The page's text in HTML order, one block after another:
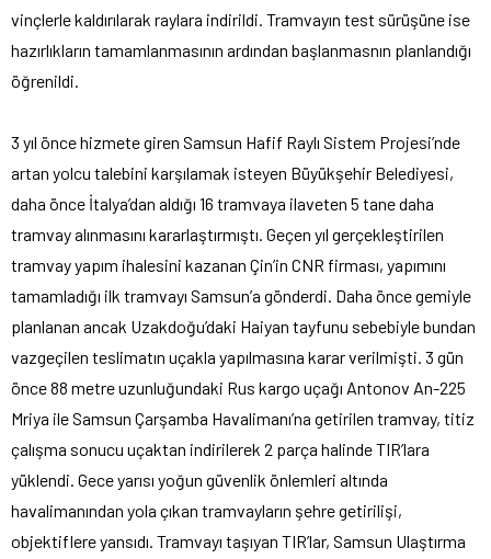
vinçlerle kaldırılarak raylara indirildi. Tramvayın test sürüşüne ise
hazırlıkların tamamlanmasının ardından başlanmasnın planlandığı
öğrenildi.
3 yıl önce hizmete giren Samsun Hafif Raylı Sistem Projesi’nde
artan yolcu talebini karşılamak isteyen Büyükşehir Belediyesi,
daha önce İtalya’dan aldığı 16 tramvaya ilaveten 5 tane daha
tramvay alınmasını kararlaştırmıştı. Geçen yıl gerçekleştirilen
tramvay yapım ihalesini kazanan Çin’in CNR firması, yapımını
tamamladığı ilk tramvayı Samsun’a gönderdi. Daha önce gemiyle
planlanan ancak Uzakdoğu’daki Haiyan tayfunu sebebiyle bundan
vazgeçilen teslimatın uçakla yapılmasına karar verilmişti. 3 gün
önce 88 metre uzunluğundaki Rus kargo uçağı Antonov An-225
Mriya ile Samsun Çarşamba Havalimanı’na getirilen tramvay, titiz
çalışma sonucu uçaktan indirilerek 2 parça halinde TIR’lara
yüklendi. Gece yarısı yoğun güvenlik önlemleri altında
havalimanından yola çıkan tramvayların şehre getirilişi,
objektiflere yansıdı. Tramvayı taşıyan TIR’lar, Samsun Ulaştırma